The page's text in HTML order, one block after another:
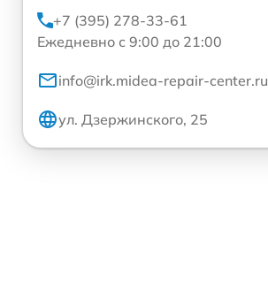
+7 (395) 278-33-61
Ежедневно с 9:00 до 21:00
info@irk.midea-repair-center.ru
ул. Дзержинского, 25